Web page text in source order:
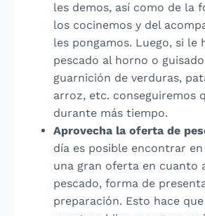
les demos, así como de la
los cocinemos y del
les pongamos. Luego, si le
pescado al horno o
guarnición de verduras,
arroz, etc. conseguiremos
durante más tiempo.
Aprovecha la oferta de
día es posible encontrar
una gran oferta en cuanto
pescado, forma de
preparación. Esto hace